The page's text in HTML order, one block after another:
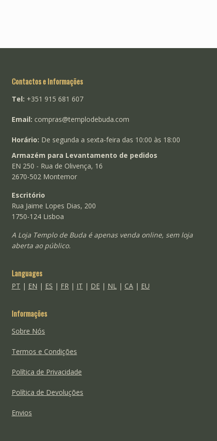
Contactos e Informações
Tel: +351 915 681 607
Email: compras@templodebuda.com
Horário: De segunda a sexta-feira das 10:00 às 18:00
Armazém para Levantamento de pedidos
EN 250 - Rua de Olivença, 16
2670-502 Montemor
Escritório
Rua Jaime Lopes Dias, 200
1750-124 Lisboa
A Loja Templo de Buda é apenas venda online, sem loja
aberta ao público.
Languages
PT | EN | ES | FR | IT | DE| NL | CA| EU
Informações
Sobre Nós
Termos e Condições
Política de Privacidade
Política de Devoluções
Envios